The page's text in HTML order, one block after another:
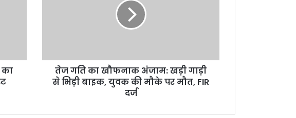
का
तेज गति का खौफनाक अंजाम: खड़ी गाड़ी
से भिड़ी बाइक, युवक की मौके पर मौत, FIR
दर्ज